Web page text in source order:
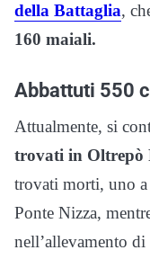
della Battaglia,
160 maiali.
Abbattuti 550
Attualmente, si
trovati in Oltrepò
trovati morti, uno
Ponte Nizza,
nell’allevamento